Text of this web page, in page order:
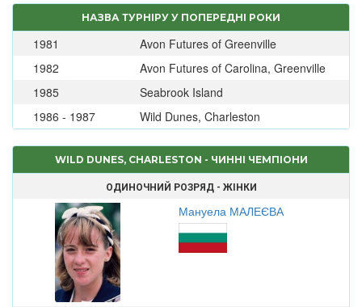
НАЗВА ТУРНІРУ У ПОПЕРЕДНІ РОКИ
1981
Avon Futures of Greenville
1982
Avon Futures of Carolina, Greenville
1985
Seabrook Island
1986 - 1987
Wild Dunes, Charleston
WILD DUNES, CHARLESTON - ЧИННІ ЧЕМПІОНИ
ОДИНОЧНИЙ РОЗРЯД - ЖІНКИ
Мануела МАЛЕЄВА